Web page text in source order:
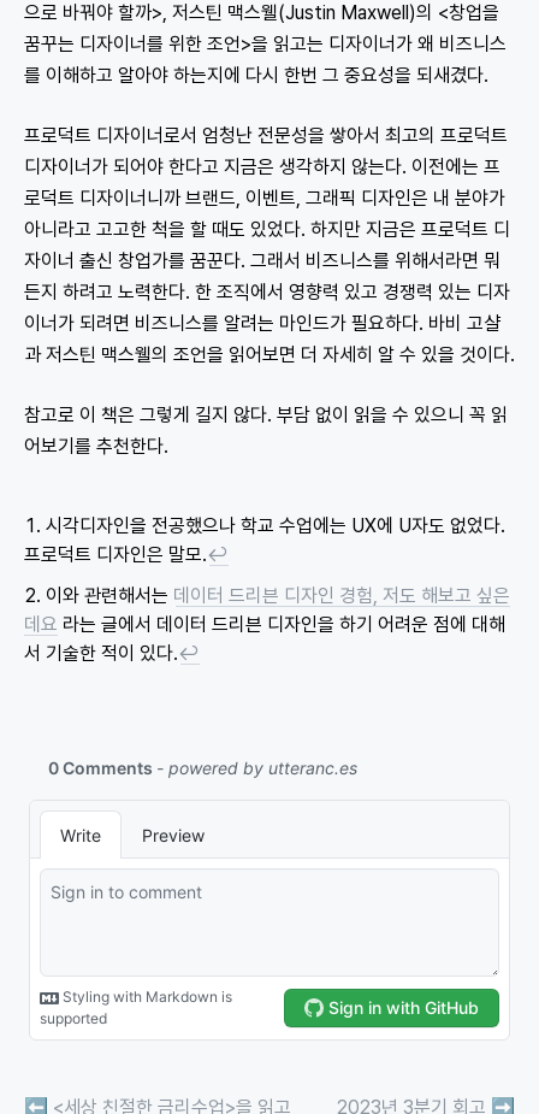
으로 바꿔야 할까>, 저스틴 맥스웰(Justin Maxwell)의 <창업을
꿈꾸는 디자이너를 위한 조언>을 읽고는 디자이너가 왜 비즈니스
를 이해하고 알아야 하는지에 다시 한번 그 중요성을 되새겼다.
프로덕트 디자이너로서 엄청난 전문성을 쌓아서 최고의 프로덕트
디자이너가 되어야 한다고 지금은 생각하지 않는다. 이전에는 프
로덕트 디자이너니까 브랜드, 이벤트, 그래픽 디자인은 내 분야가
아니라고 고고한 척을 할 때도 있었다. 하지만 지금은 프로덕트 디
자이너 출신 창업가를 꿈꾼다. 그래서 비즈니스를 위해서라면 뭐
든지 하려고 노력한다. 한 조직에서 영향력 있고 경쟁력 있는 디자
이너가 되려면 비즈니스를 알려는 마인드가 필요하다. 바비 고샬
과 저스틴 맥스웰의 조언을 읽어보면 더 자세히 알 수 있을 것이다.
참고로 이 책은 그렇게 길지 않다. 부담 없이 읽을 수 있으니 꼭 읽
어보기를 추천한다.
시각디자인을 전공했으나 학교 수업에는 UX에 U자도 없었다.
프로덕트 디자인은 말모.↩
이와 관련해서는 데이터 드리븐 디자인 경험, 저도 해보고 싶은
데요 라는 글에서 데이터 드리븐 디자인을 하기 어려운 점에 대해
서 기술한 적이 있다.↩
⬅️ <세상 친절한 금리수업>을 읽고 2023년 3분기 회고 ➡️